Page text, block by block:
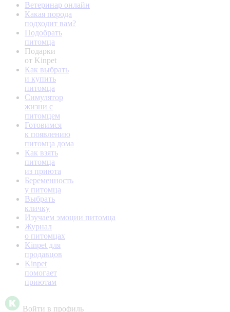
Ветеринар онлайн
Какая порода
подходит вам?
Подобрать
питомца
Подарки
от Kinpet
Как выбрать
и купить
питомца
Симулятор
жизни с
питомцем
Готовимся
к появлению
питомца дома
Как взять
питомца
из приюта
Беременность
у питомца
Выбрать
кличку
Изучаем эмоции питомца
Журнал
о питомцах
Kinpet для
продавцов
Kinpet
помогает
приютам
Войти в профиль